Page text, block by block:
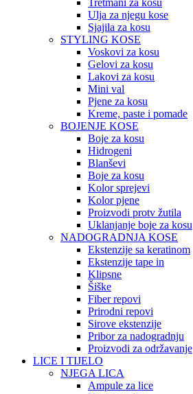
Tretmani za kosu
Ulja za njegu kose
Sjajila za kosu
STYLING KOSE
Voskovi za kosu
Gelovi za kosu
Lakovi za kosu
Mini val
Pjene za kosu
Kreme, paste i pomade
BOJENJE KOSE
Boje za kosu
Hidrogeni
Blanševi
Boje za kosu
Kolor sprejevi
Kolor pjene
Proizvodi protv žutila
Uklanjanje boje za kosu
NADOGRADNJA KOSE
Ekstenzije sa keratinom
Ekstenzije tape in
Klipsne
Šiške
Fiber repovi
Prirodni repovi
Sirove ekstenzije
Pribor za nadogradnju
Proizvodi za održavanje
LICE I TIJELO
NJEGA LICA
Ampule za lice